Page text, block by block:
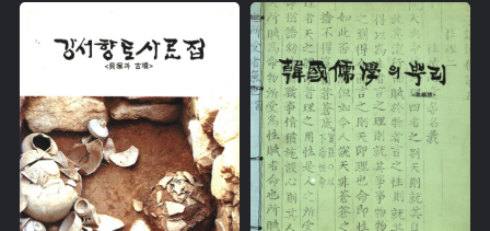
유형 :
발행 :
생산 :
소장 :
주제 :
유형 :
발행 :
생산 :
소장 :